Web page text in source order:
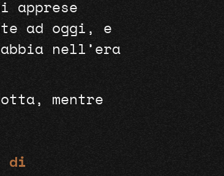
apprese
ad oggi, e
nell’era
mentre
di